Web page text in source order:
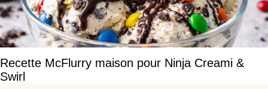
Recette McFlurry maison pour Ninja Creami &
Swirl